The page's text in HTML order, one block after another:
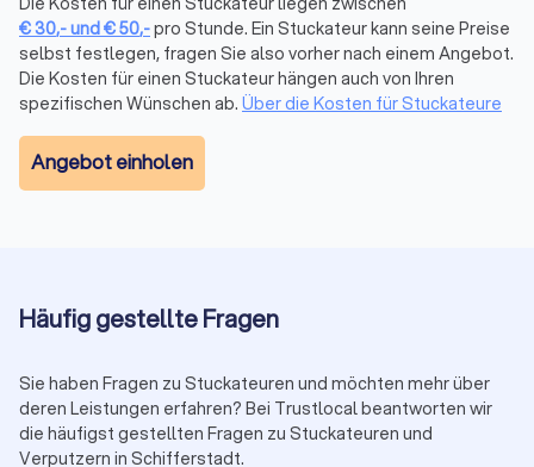
€30,-und€50,-pro Stunde. Ein Stuckateur kann seine Preise
selbst festlegen, fragen Sie also vorher nach einem Angebot.
Die Kosten für einen Stuckateur hängen auch von Ihren
spezifischen Wünschen ab. Über die Kosten für Stuckateure
Angebot einholen
Häufig gestellte Fragen
Sie haben Fragen zu Stuckateuren und möchten mehr über
deren Leistungen erfahren? Bei Trustlocal beantworten wir
die häufigst gestellten Fragen zu Stuckateuren und
Verputzern in Schifferstadt.